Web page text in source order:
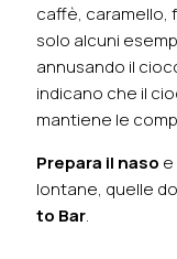
caffè, caramello,
solo alcuni
annusando il
indicano che il
mantiene le
Prepara il naso
lontane, quelle
to Bar.